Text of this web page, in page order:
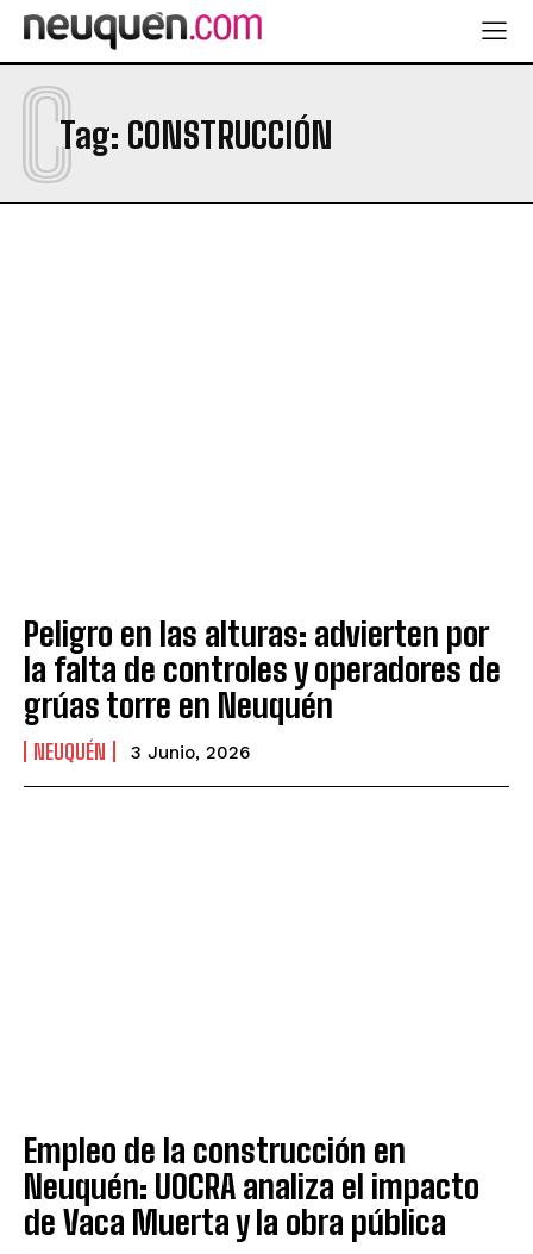
Tag: CONSTRUCCIÓN
C
Peligro en las alturas: advierten por
la falta de controles y operadores de
grúas torre en Neuquén
NEUQUÉN 3 Junio, 2026
Empleo de la construcción en
Neuquén: UOCRA analiza el impacto
de Vaca Muerta y la obra pública